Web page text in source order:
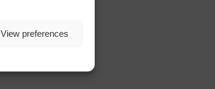
View preferences